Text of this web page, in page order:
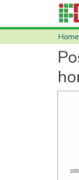
Home